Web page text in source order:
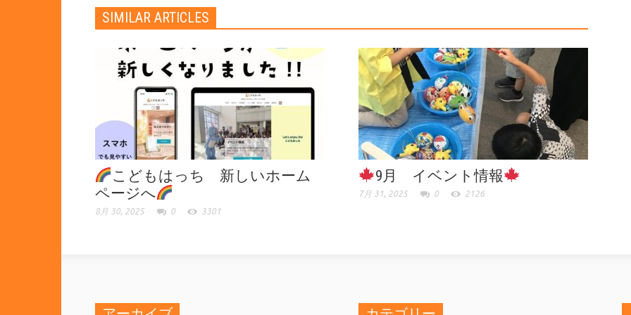
SIMILAR ARTICLES
こどもはっち 新しいホーム
ページへ
8月 30, 2025 0 3301
9月 イベント情報
7月 31, 2025 0 2126